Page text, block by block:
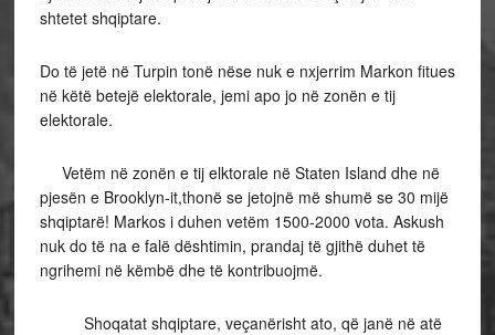
shtetet shqiptare.
Do të jetë në Turpin tonë nëse nuk e nxjerrim Markon fitues
në këtë betejë elektorale, jemi apo jo në zonën e tij
elektorale.
Vetëm në zonën e tij elktorale në Staten Island dhe në
pjesën e Brooklyn-it,thonë se jetojnë më shumë se 30 mijë
shqiptarë! Markos i duhen vetëm 1500-2000 vota. Askush
nuk do të na e falë dështimin, prandaj të gjithë duhet të
ngrihemi në këmbë dhe të kontribuojmë.
Shoqatat shqiptare, veçanërisht ato, që janë në atë